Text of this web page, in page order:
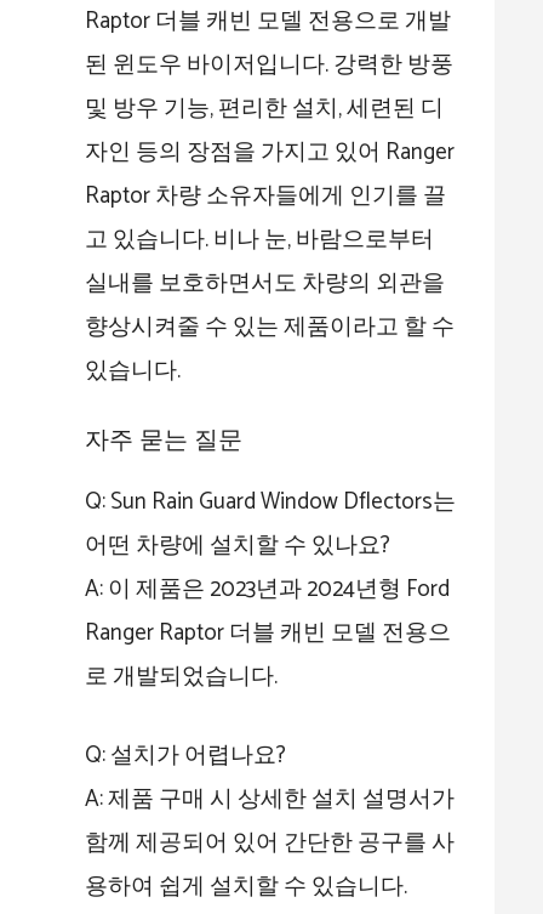
Raptor 더블 캐빈 모델 전용으로 개발
된 윈도우 바이저입니다. 강력한 방풍
및 방우 기능, 편리한 설치, 세련된 디
자인 등의 장점을 가지고 있어 Ranger
Raptor 차량 소유자들에게 인기를 끌
고 있습니다. 비나 눈, 바람으로부터
실내를 보호하면서도 차량의 외관을
향상시켜줄 수 있는 제품이라고 할 수
있습니다.
자주 묻는 질문
Q: Sun Rain Guard Window Dflectors는
어떤 차량에 설치할 수 있나요?
A: 이 제품은 2023년과 2024년형 Ford
Ranger Raptor 더블 캐빈 모델 전용으
로 개발되었습니다.
Q: 설치가 어렵나요?
A: 제품 구매 시 상세한 설치 설명서가
함께 제공되어 있어 간단한 공구를 사
용하여 쉽게 설치할 수 있습니다.